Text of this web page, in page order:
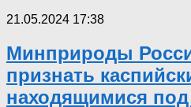
21.05.2024 17:38
Минприроды
признать
находящимися под